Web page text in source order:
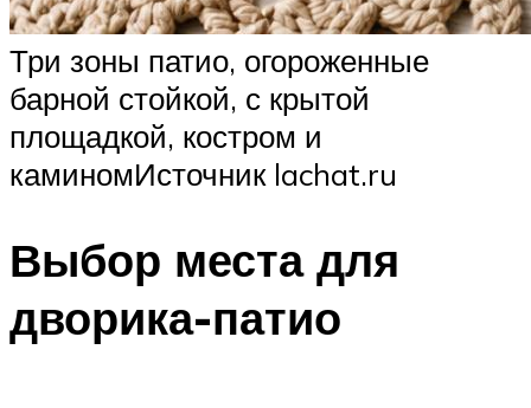
Три зоны патио, огороженные
барной стойкой, с крытой
площадкой, костром и
каминомИсточник lachat.ru
Выбор места для
дворика-патио